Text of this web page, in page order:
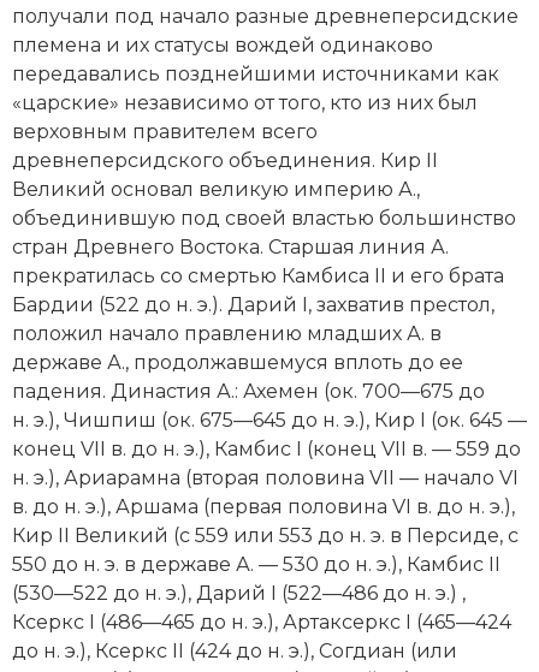
получали под начало разные древнеперсидские
племена и их статусы вождей одинаково
передавались позднейшими источниками как
«царские» независимо от того, кто из них был
верховным правителем всего
древнеперсидского объединения. Кир II
Великий основал великую империю А.,
объединившую под своей властью большинство
стран Древнего Востока. Старшая линия А.
прекратилась со смертью Камбиса II и его брата
Бардии (522 до н. э.). Дарий I, захватив престол,
положил начало правлению младших А. в
державе А., продолжавшемуся вплоть до ее
падения. Династия А.: Ахемен (ок. 700—675 до
н. э.), Чишпиш (ок. 675—645 до н. э.), Кир I (ок. 645 —
конец VII в. до н. э.), Камбис I (конец VII в. — 559 до
н. э.), Ариарамна (вторая половина VII — начало VI
в. до н. э.), Аршама (первая половина VI в. до н. э.),
Кир II Великий (с 559 или 553 до н. э. в Персиде, с
550 до н. э. в державе А. — 530 до н. э.), Камбис II
(530—522 до н. э.), Дарий I (522—486 до н. э.) ,
Ксеркс I (486—465 до н. э.), Арта­ксеркс I (465—424
до н. э.), Ксеркс II (424 до н. э.), Согдиан (или